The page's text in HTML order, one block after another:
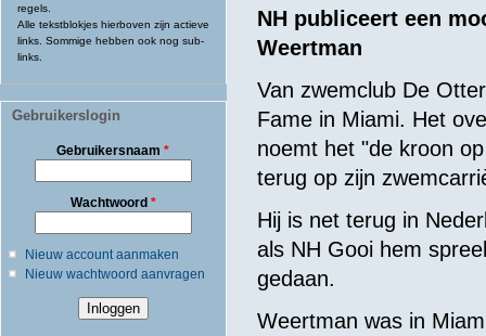
regels.
Alle tekstblokjes hierboven zijn actieve
links. Sommige hebben ook nog sub-
links.
Gebruikerslogin
Gebruikersnaam*
Wachtwoord *
Nieuw account aanmaken
Nieuw wachtwoord aanvragen
NH publiceert een
Weertman
Van zwemclub De
Fame in Miami. Het
noemt het "de kroon
terug op zijn
Hij is net terug in
als NH Gooi hem
gedaan.
Weertman was in